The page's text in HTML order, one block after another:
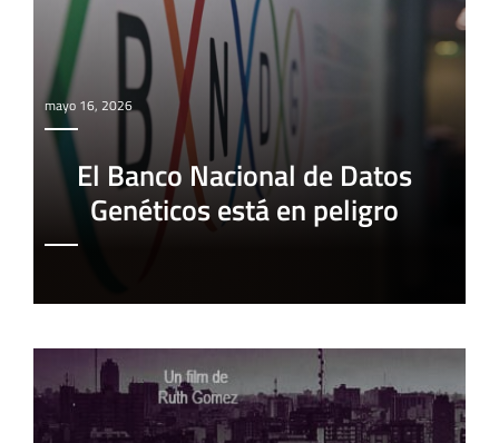
mayo 16, 2026
El Banco Nacional de Datos
Genéticos está en peligro